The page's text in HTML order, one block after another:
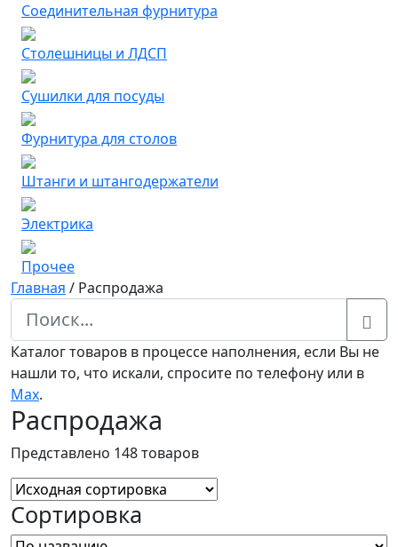
Соединительная фурнитура
Столешницы и ЛДСП
Сушилки для посуды
Фурнитура для столов
Штанги и штангодержатели
Электрика
Прочее
Главная / Распродажа
Каталог товаров в процессе наполнения, если Вы не
нашли то, что искали, спросите по телефону или в
Мах.
Распродажа
Представлено 148 товаров
Сортировка